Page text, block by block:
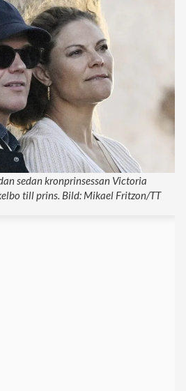
sedan kronprinsessan Victoria
till prins. Bild: Mikael Fritzon/TT